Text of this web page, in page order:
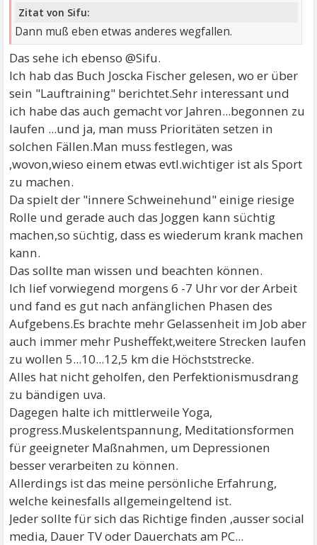
Zitat von Sifu:
Dann muß eben etwas anderes wegfallen.
Das sehe ich ebenso @Sifu.
Ich hab das Buch Joscka Fischer gelesen, wo er über
sein "Lauftraining" berichtet.Sehr interessant und
ich habe das auch gemacht vor Jahren...begonnen zu
laufen ...und ja, man muss Prioritäten setzen in
solchen Fällen.Man muss festlegen, was
,wovon,wieso einem etwas evtl.wichtiger ist als Sport
zu machen.
Da spielt der "innere Schweinehund" einige riesige
Rolle und gerade auch das Joggen kann süchtig
machen,so süchtig, dass es wiederum krank machen
kann.
Das sollte man wissen und beachten können.
Ich lief vorwiegend morgens 6 -7 Uhr vor der Arbeit
und fand es gut nach anfänglichen Phasen des
Aufgebens.Es brachte mehr Gelassenheit im Job aber
auch immer mehr Pusheffekt,weitere Strecken laufen
zu wollen 5...10...12,5 km die Höchststrecke.
Alles hat nicht geholfen, den Perfektionismusdrang
zu bändigen uva.
Dagegen halte ich mittlerweile Yoga,
progress.Muskelentspannung, Meditationsformen
für geeigneter Maßnahmen, um Depressionen
besser verarbeiten zu können.
Allerdings ist das meine persönliche Erfahrung,
welche keinesfalls allgemeingeltend ist.
Jeder sollte für sich das Richtige finden ,ausser social
media, Dauer TV oder Dauerchats am PC...